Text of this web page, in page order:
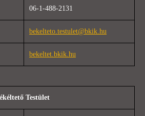
06-1-488-2131
bekelteto.testulet@bkik.hu
bekeltet.bkik.hu
Testület